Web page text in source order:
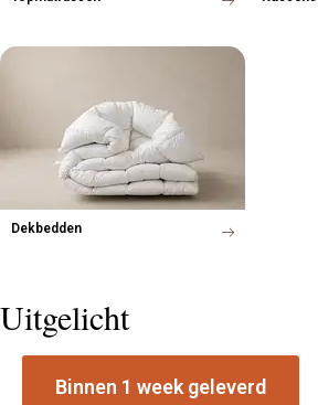
Dekbedden
Uitgelicht
Binnen 1 week geleverd